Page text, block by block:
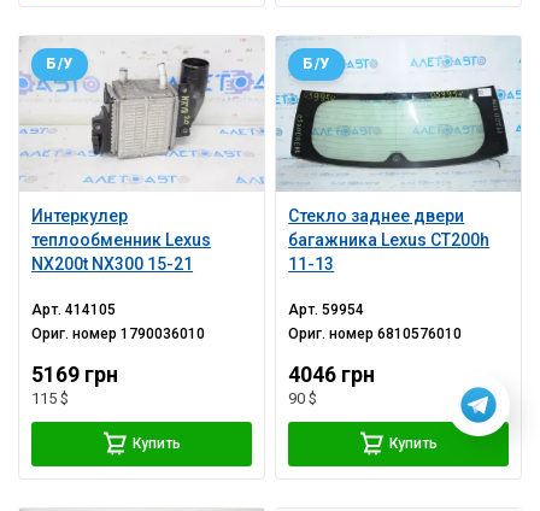
Интеркулер
теплообменник Lexus
NX200t NX300 15-21
Б/У
Арт.414105
Ориг. номер1790036010
5169 грн
115 $
Купить
Стекло заднее двери
багажника Lexus CT200h
11-13
Б/У
Арт.59954
Ориг. номер6810576010
4046 грн
90 $
Купить